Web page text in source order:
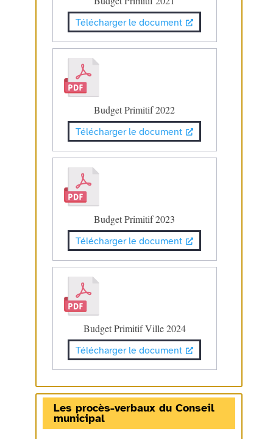
Télécharger le document
Budget Primitif 2022
Télécharger le document
Budget Primitif 2023
Télécharger le document
Budget Primitif Ville 2024
Télécharger le document
Les procès-verbaux du Conseil
municipal